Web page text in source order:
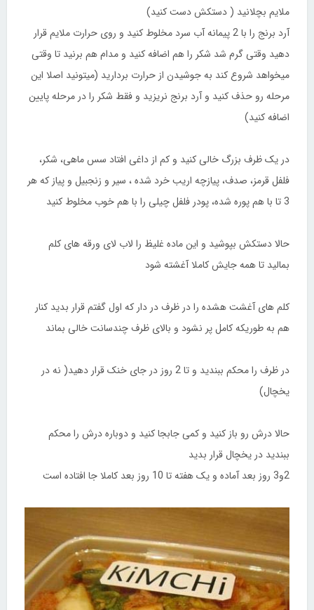
ملایم بچلانید ( دستکش دست کنید)
آرد برنج را با 2 پیمانه آب سرد مخلوط کنید و روی حرارت ملایم قرار
دهید وقتی گرم شد شکر را هم اضافه کنید و مدام هم برنید تا وقتی
میخواهد شروع کند به جوشیدن از حرارت بردارید (میتونید اصلا این
مرحله رو حذف کنید و آرد برنج نریزید و فقط شکر را در مرحله پایین
اضافه کنید)
در یک ظرف بزرگ خالی کنید و کم از داغی افتاد سس ماهی، شکر،
فلفل قرمز، صدف، پیازچه اریب خرد شده ، سیر و زنجبیل و پیاز که هر
3 تا با هم پوره شده، پودر فلفل چیلی را با هم خوب مخلوط کنید
حالا دستکش بپوشید و این ماده غلیظ را لاب لای ورقه های کلم
بمالید تا همه جایش کاملا آغشته شود
کلم های آغشت هشده را در ظرف در دار که اول گفتم قرار بدید کنار
هم به طوریکه کامل پر نشود و بالای ظرف چندسانت خالی بماند
در ظرف را محکم ببندید و تا 2 روز در جای خنک قرار دهید( نه در
یخچال)
حالا درش رو باز کنید و کمی جابجا کنید و دوباره درش را محکم
ببندید در یخچال قرار بدید
2و3 روز بعد آماده و یک هفته تا 10 روز بعد کاملا جا افتاده است